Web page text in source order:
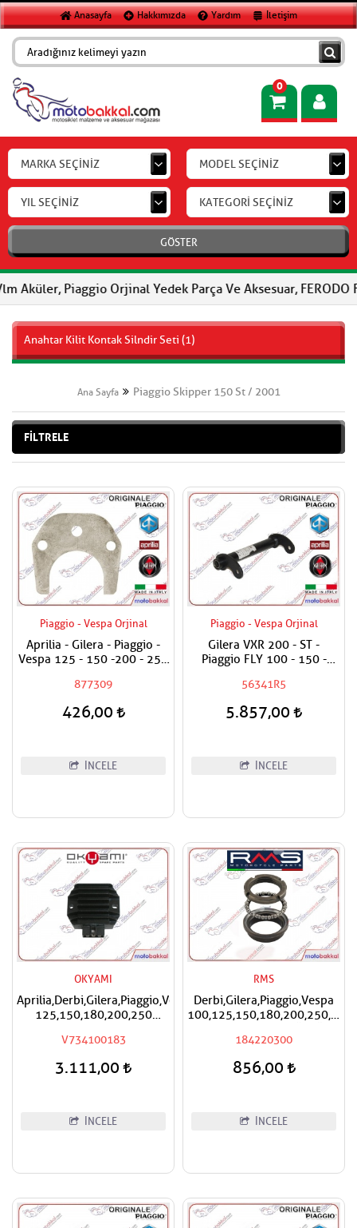
Anasayfa Hakkımızda Yardım İletişim
0
MARKA SEÇİNİZ MODEL SEÇİNİZ
YIL SEÇİNİZ KATEGORİ SEÇİNİZ
GÖSTER
Orjinal Yedek Parça Ve Aksesuar, FERODO Fren
Anahtar Kilit Kontak Silndir Seti (1)
Ana Sayfa Piaggio Skipper 150 St / 2001
FİLTRELE
Piaggio - Vespa Orjinal
Aprilia - Gilera - Piaggio -
Vespa 125 - 150 -200 - 250
Hilali
877309
426,00
İNCELE
Piaggio - Vespa Orjinal
Gilera VXR 200 - ST -
Piaggio FLY 100 - 150 -
Taşıma Demiri / Beşik
Demiri
56341R5
5.857,00
İNCELE
OKYAMI
Aprilia,Derbi,Gilera,Piaggio,Vespa
125,150,180,200,250
V734100183
3.111,00
İNCELE
RMS
Derbi,Gilera,Piaggio,Vespa
Mesnet Maşa Bilyası
184220300
856,00
İNCELE